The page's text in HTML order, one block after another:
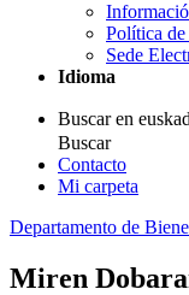
Política
Sede
Idioma
Buscar en
Buscar
Contacto
Mi carpeta
Departamento de
Miren